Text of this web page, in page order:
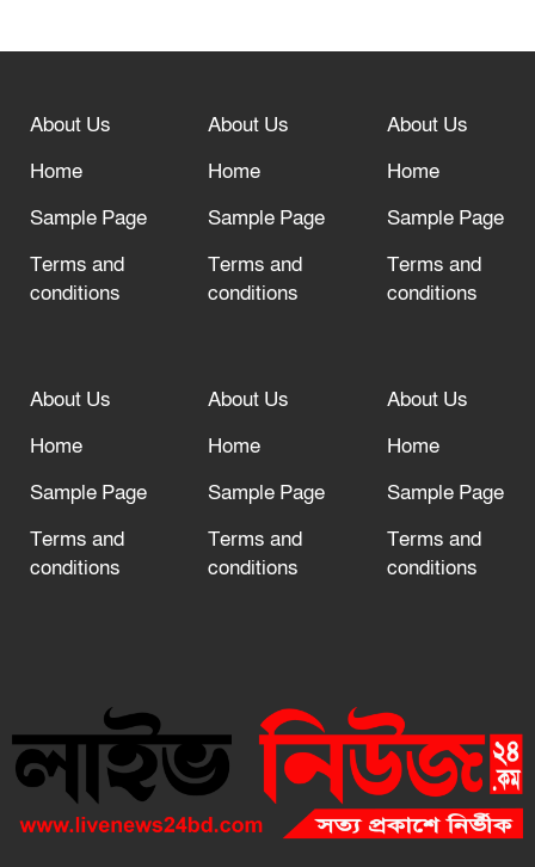
“অসহযোগ” আন্দোলনের হুমকি
দরজা খোলা রেখেছেন
About Us
Home
Sample Page
Terms and
conditions
About Us
Home
Sample Page
Terms and
conditions
About Us
Home
Sample Page
Terms and
conditions
About Us
Home
Sample Page
Terms and
conditions
About Us
Home
Sample Page
Terms and
conditions
About Us
Home
Sample Page
Terms and
conditions